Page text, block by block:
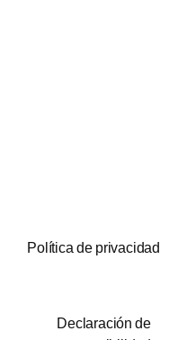
Política de privacidad
Declaración de